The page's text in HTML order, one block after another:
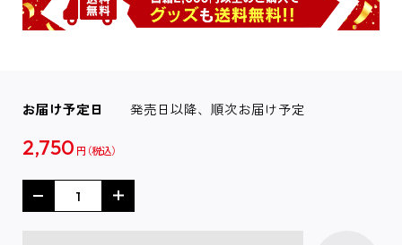
お届け予定日 発売日以降、順次お届け予定
2,750 円